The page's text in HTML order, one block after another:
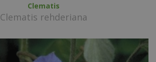
Clematis
Clematis rehderiana